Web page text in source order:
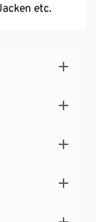
etc.